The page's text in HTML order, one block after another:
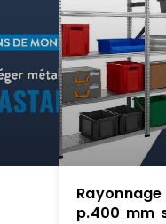
p.400 mm